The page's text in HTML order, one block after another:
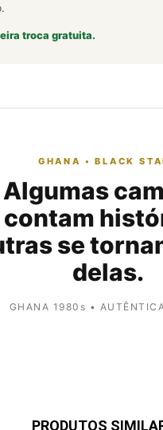
troca gratuita.
GHANA • BLACK
Algumas
contam
se
delas.
GHANA 1980s •
PRODUTOS